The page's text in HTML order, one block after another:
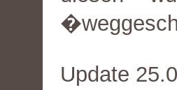
Update